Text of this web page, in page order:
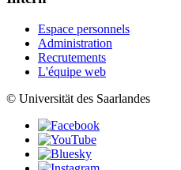
Espace personnels
Administration
Recrutements
L'équipe web
© Universität des Saarlandes